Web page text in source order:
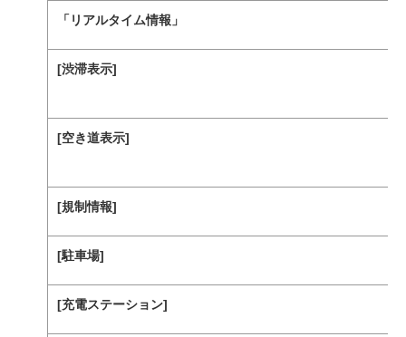
「‍リアルタイム情報‍」
[‍渋滞表示‍]
[‍空き道表示‍]
[‍規制情報‍]
[‍駐車場‍]
[‍充電ステーション‍]